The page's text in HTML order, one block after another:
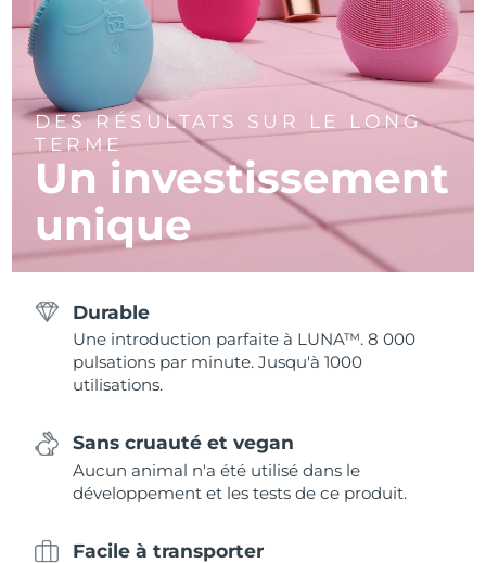
DES RÉSULTATS SUR LE LONG
TERME
Un investissement
unique
Durable
Une introduction parfaite à LUNA™. 8 000
pulsations par minute. Jusqu'à 1000
utilisations.
Sans cruauté et vegan
Aucun animal n'a été utilisé dans le
développement et les tests de ce produit.
Facile à transporter